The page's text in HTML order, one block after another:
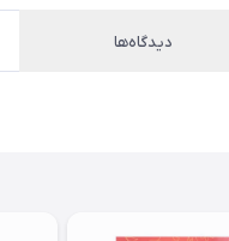
دیدگاه‌ها